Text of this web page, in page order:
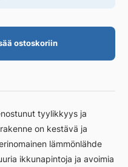
ostoskoriin
tyylikkyys ja
on kestävä ja
lämmönlähde
ikkunapintoja ja avoimia